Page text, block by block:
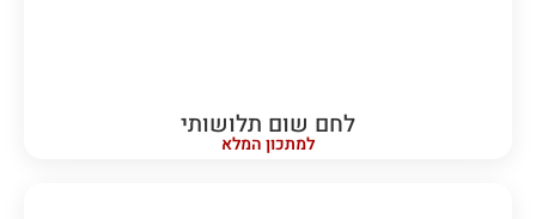
לחם שום תלושותי
למתכון המלא